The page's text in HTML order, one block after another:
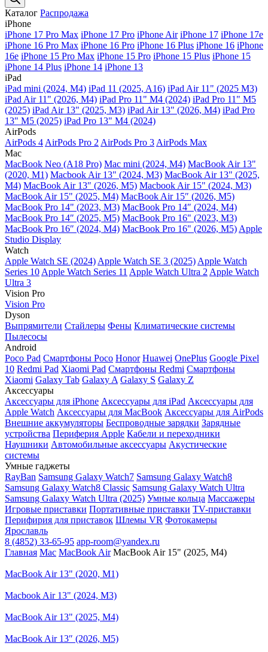
Каталог Распродажа
iPhone
iPhone 17 Pro Max iPhone 17 Pro iPhone Air iPhone 17 iPhone 17e
iPhone 16 Pro Max iPhone 16 Pro iPhone 16 Plus iPhone 16 iPhone
16e iPhone 15 Pro Max iPhone 15 Pro iPhone 15 Plus iPhone 15
iPhone 14 Plus iPhone 14 iPhone 13
iPad
iPad mini (2024, M4) iPad 11 (2025, A16) iPad Air 11" (2025 M3)
iPad Air 11" (2026, M4) iPad Pro 11" M4 (2024) iPad Pro 11" M5
(2025) iPad Air 13" (2025, M3) iPad Air 13" (2026, M4) iPad Pro
13" M5 (2025) iPad Pro 13" M4 (2024)
AirPods
AirPods 4 AirPods Pro 2 AirPods Pro 3 AirPods Max
Mac
MacBook Neo (A18 Pro) Mac mini (2024, M4) MacBook Air 13"
(2020, M1) Macbook Air 13" (2024, M3) MacBook Air 13" (2025,
M4) MacBook Air 13″ (2026, M5) Macbook Air 15" (2024, M3)
MacBook Air 15" (2025, M4) MacBook Air 15″ (2026, M5)
MacBook Pro 14" (2023, M3) MacBook Pro 14″ (2024, M4)
MacBook Pro 14″ (2025, M5) MacBook Pro 16" (2023, M3)
MacBook Pro 16″ (2024, M4) MacBook Pro 16" (2026, M5) Apple
Studio Display
Watch
Apple Watch SE (2024) Apple Watch SE 3 (2025) Apple Watch
Series 10 Apple Watch Series 11 Apple Watch Ultra 2 Apple Watch
Ultra 3
Vision Pro
Vision Pro
Dyson
Выпрямители Стайлеры Фены Климатические системы
Пылесосы
Android
Poco Pad Смартфоны Poco Honor Huawei OnePlus Google Pixel
10 Redmi Pad Xiaomi Pad Смартфоны Redmi Смартфоны
Xiaomi Galaxy Tab Galaxy A Galaxy S Galaxy Z
Аксессуары
Аксессуары для iPhone Аксессуары для iPad Аксессуары для
Apple Watch Аксессуары для MacBook Аксессуары для AirPods
Внешние аккумуляторы Беспроводные зарядки Зарядные
устройства Периферия Apple Кабели и переходники
Наушники Автомобильные аксессуары Акустические
системы
Умные гаджеты
RayBan Samsung Galaxy Watch7 Samsung Galaxy Watch8
Samsung Galaxy Watch8 Classic Samsung Galaxy Watch Ultra
Samsung Galaxy Watch Ultra (2025) Умные кольца Массажеры
Игровые приставки Портативные приставки TV-приставки
Перифирия для приставок Шлемы VR Фотокамеры
Ярославль
8 (4852) 33-65-95 app-room@yandex.ru
Главная Mac MacBook Air MacBook Air 15" (2025, M4)
MacBook Air 13" (2020, M1)
Macbook Air 13" (2024, M3)
MacBook Air 13" (2025, M4)
MacBook Air 13″ (2026, M5)